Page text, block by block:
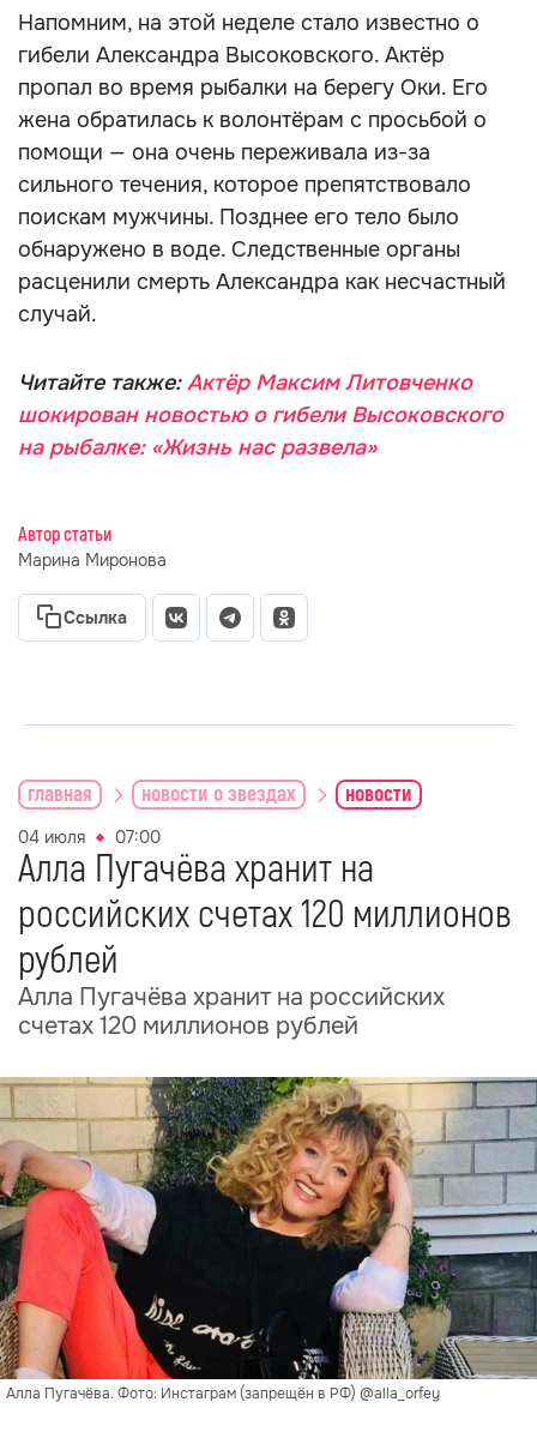
Напомним, на этой неделе стало известно о
гибели Александра Высоковского. Актёр
пропал во время рыбалки на берегу Оки. Его
жена обратилась к волонтёрам с просьбой о
помощи — она очень переживала из-за
сильного течения, которое препятствовало
поискам мужчины. Позднее его тело было
обнаружено в воде. Следственные органы
расценили смерть Александра как несчастный
случай.
Читайте также:Актёр Максим Литовченко
шокирован новостью о гибели Высоковского
на рыбалке: «Жизнь нас развела»
Автор статьи
Марина Миронова
Ссылка
главная новости о звездах новости
04 июля 07:00
Алла Пугачёва хранит на
российских счетах 120 миллионов
рублей
Алла Пугачёва хранит на российских
счетах 120 миллионов рублей
Алла Пугачёва. Фото: Инстаграм (запрещён в РФ) @alla_orfey